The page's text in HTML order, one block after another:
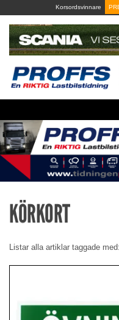
to
content
Korsordsvinnare
KÖRKORT
Listar alla artiklar taggade